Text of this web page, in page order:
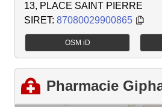
13, PLACE SAINT PIERRE
SIRET: 87080029900865
OSM iD
Pharmacie